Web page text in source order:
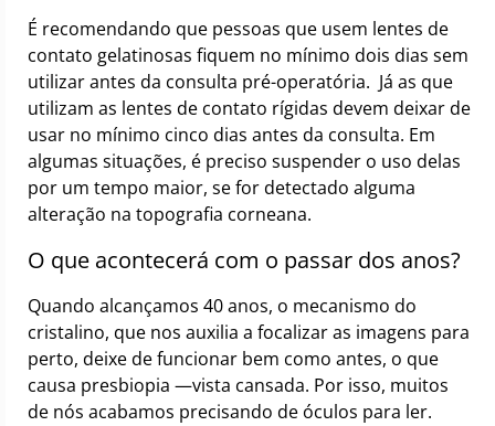
É recomendando que pessoas que usem lentes de
contato gelatinosas fiquem no mínimo dois dias sem
utilizar antes da consulta pré-operatória. Já as que
utilizam as lentes de contato rígidas devem deixar de
usar no mínimo cinco dias antes da consulta. Em
algumas situações, é preciso suspender o uso delas
por um tempo maior, se for detectado alguma
alteração na topografia corneana.
O que acontecerá com o passar dos anos?
Quando alcançamos 40 anos, o mecanismo do
cristalino, que nos auxilia a focalizar as imagens para
perto, deixe de funcionar bem como antes, o que
causa presbiopia —vista cansada. Por isso, muitos
de nós acabamos precisando de óculos para ler.